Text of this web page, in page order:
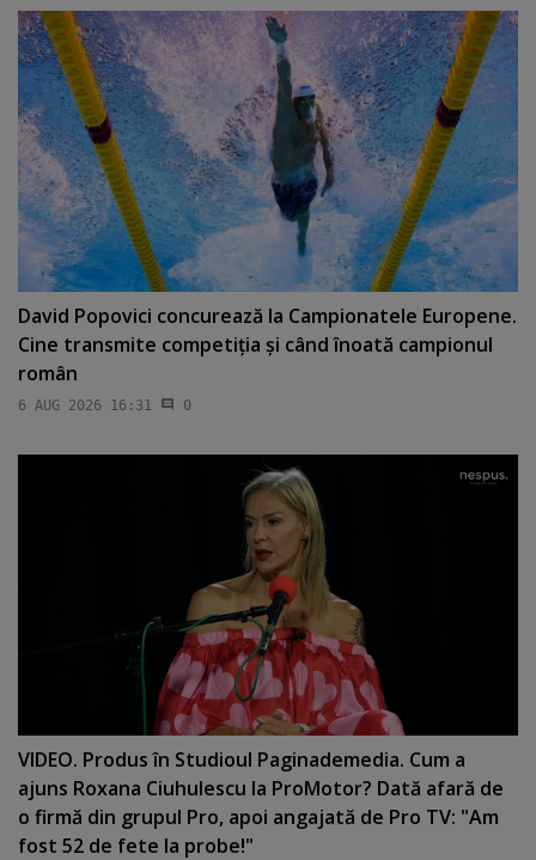
David Popovici concurează la Campionatele Europene.
Cine transmite competiţia şi când înoată campionul
român
6 AUG 2026 16:31 0
VIDEO. Produs în Studioul Paginademedia. Cum a
ajuns Roxana Ciuhulescu la ProMotor? Dată afară de
o firmă din grupul Pro, apoi angajată de Pro TV: "Am
fost 52 de fete la probe!"